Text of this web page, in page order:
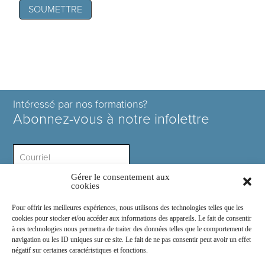
Gérer le consentement aux
cookies
Pour offrir les meilleures expériences, nous utilisons des technologies telles que les
cookies pour stocker et/ou accéder aux informations des appareils. Le fait de consentir
à ces technologies nous permettra de traiter des données telles que le comportement de
navigation ou les ID uniques sur ce site. Le fait de ne pas consentir peut avoir un effet
négatif sur certaines caractéristiques et fonctions.
Intéressé par nos formations?
Abonnez-vous à notre infolettre